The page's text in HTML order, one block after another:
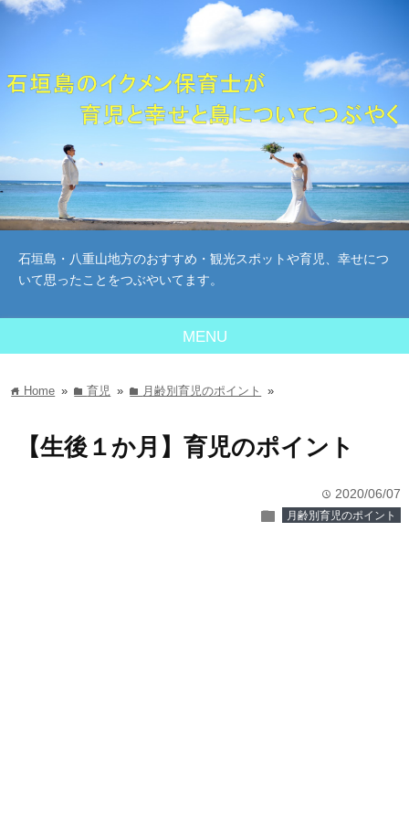
石垣島・八重山地方のおすすめ・観光スポットや育児、幸せにつ
いて思ったことをつぶやいてます。
MENU
home Home » folder 育児 » folder 月齢別育児のポイント »
【生後１か月】育児のポイント
time 2020/06/07
folder 月齢別育児のポイント